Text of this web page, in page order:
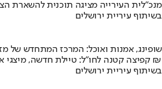
מנכ"לית העירייה מציגה תוכנית להשארת
בשיתוף עיריית ירושלים
שופינג, אמנות ואוכל: המרכז המתחדש של
קפיצה קטנה לחו"ל: טיילת חדשה, מיצגי אמנות, וכיכרות משופצות בהשקעה של 100 מיליון ₪
בשיתוף עיריית ירושלים